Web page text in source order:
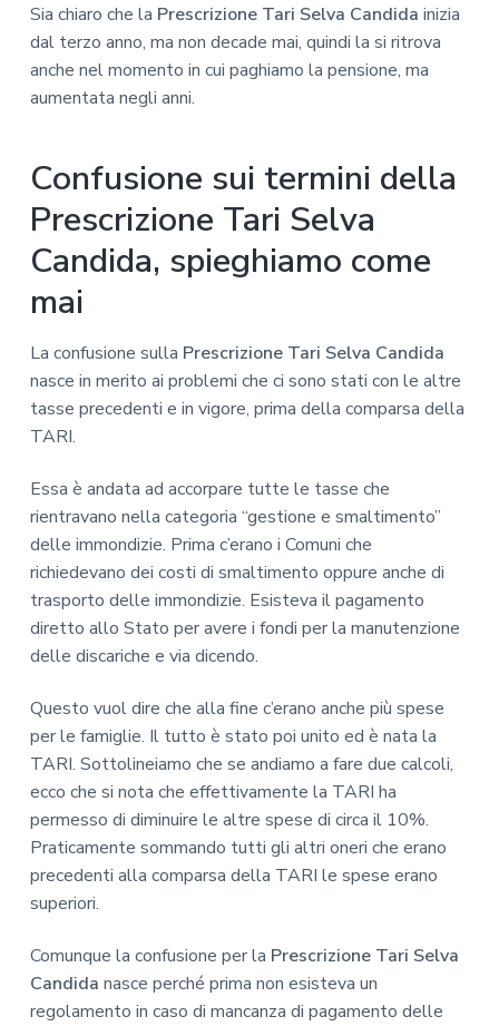
Sia chiaro che la Prescrizione Tari Selva Candida inizia
dal terzo anno, ma non decade mai, quindi la si ritrova
anche nel momento in cui paghiamo la pensione, ma
aumentata negli anni.
Confusione sui termini della
Prescrizione Tari Selva
Candida, spieghiamo come
mai
La confusione sulla Prescrizione Tari Selva Candida
nasce in merito ai problemi che ci sono stati con le altre
tasse precedenti e in vigore, prima della comparsa della
TARI.
Essa è andata ad accorpare tutte le tasse che
rientravano nella categoria “gestione e smaltimento”
delle immondizie. Prima c’erano i Comuni che
richiedevano dei costi di smaltimento oppure anche di
trasporto delle immondizie. Esisteva il pagamento
diretto allo Stato per avere i fondi per la manutenzione
delle discariche e via dicendo.
Questo vuol dire che alla fine c’erano anche più spese
per le famiglie. Il tutto è stato poi unito ed è nata la
TARI. Sottolineiamo che se andiamo a fare due calcoli,
ecco che si nota che effettivamente la TARI ha
permesso di diminuire le altre spese di circa il 10%.
Praticamente sommando tutti gli altri oneri che erano
precedenti alla comparsa della TARI le spese erano
superiori.
Comunque la confusione per la Prescrizione Tari Selva
Candida nasce perché prima non esisteva un
regolamento in caso di mancanza di pagamento delle